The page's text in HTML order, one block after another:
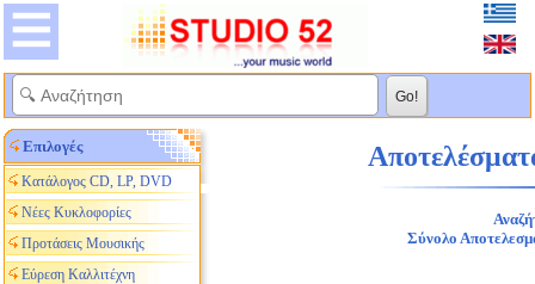
Επιλογές
Κατάλογος CD, LP, DVD
Νέες Κυκλοφορίες
Προτάσεις Μουσικής
Εύρεση Καλλιτέχνη
Σύνολο